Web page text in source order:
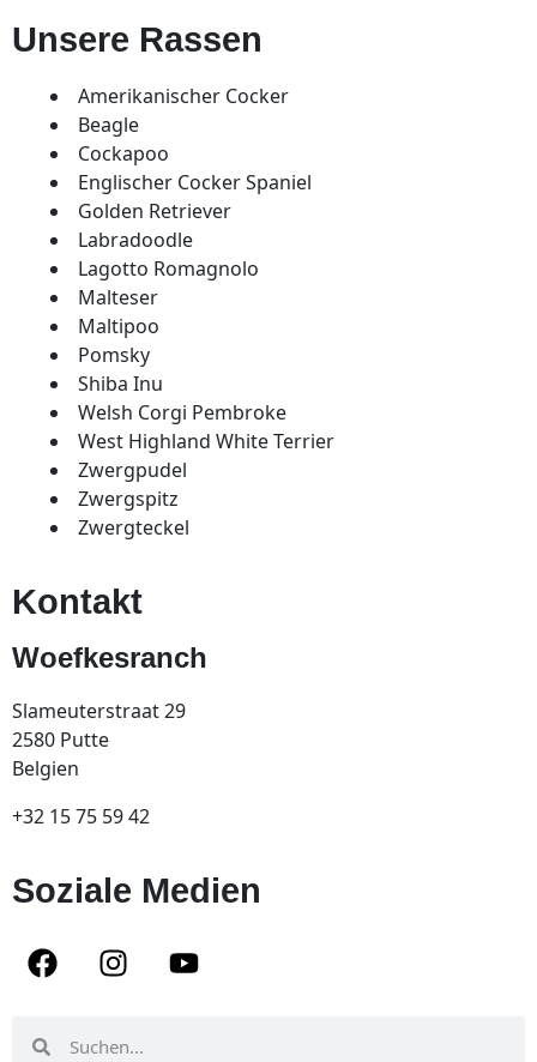
Unsere Rassen
Amerikanischer Cocker
Beagle
Cockapoo
Englischer Cocker Spaniel
Golden Retriever
Labradoodle
Lagotto Romagnolo
Malteser
Maltipoo
Pomsky
Shiba Inu
Welsh Corgi Pembroke
West Highland White Terrier
Zwergpudel
Zwergspitz
Zwergteckel
Kontakt
Woefkesranch
Slameuterstraat 29
2580 Putte
Belgien
+32 15 75 59 42
Soziale Medien